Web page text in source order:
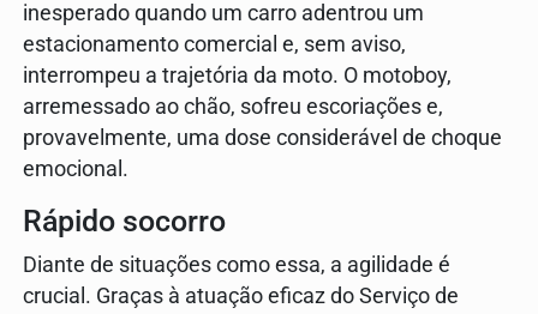
inesperado quando um carro adentrou um
estacionamento comercial e, sem aviso,
interrompeu a trajetória da moto. O motoboy,
arremessado ao chão, sofreu escoriações e,
provavelmente, uma dose considerável de choque
emocional.
Rápido socorro
Diante de situações como essa, a agilidade é
crucial. Graças à atuação eficaz do Serviço de